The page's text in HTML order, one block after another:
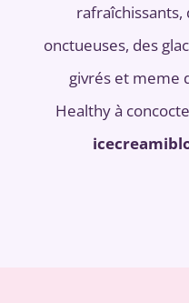
rafraîchissants,
onctueuses, des
givrés et meme
Healthy à